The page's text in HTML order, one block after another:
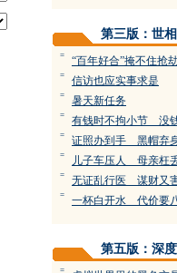
第三版：世相
= “百年好合”掩不住抢
= 信访也应实事求是
= 暑天新任务
= 有钱时不拘小节 没
= 证照办到手 黑帽弃
= 儿子车压人 母亲枉
= 无证乱行医 谋财又
= 一杯白开水 代价要
第五版：深度
=